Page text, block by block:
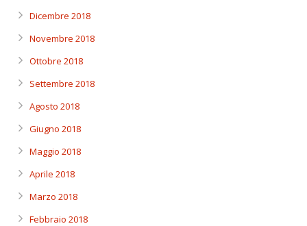
Dicembre 2018
Novembre 2018
Ottobre 2018
Settembre 2018
Agosto 2018
Giugno 2018
Maggio 2018
Aprile 2018
Marzo 2018
Febbraio 2018